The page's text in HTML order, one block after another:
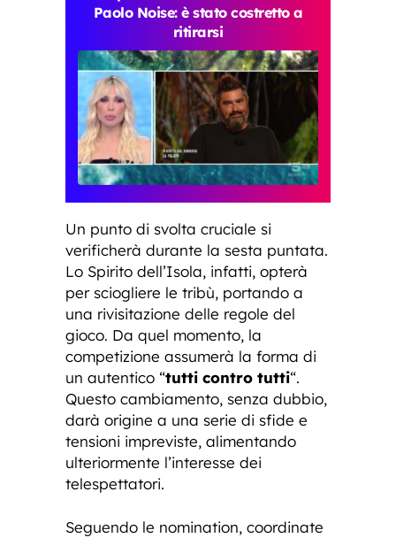
Paolo Noise: è stato costretto a
ritirarsi
Un punto di svolta cruciale si
verificherà durante la sesta puntata.
Lo Spirito dell’Isola, infatti, opterà
per sciogliere le tribù, portando a
una rivisitazione delle regole del
gioco. Da quel momento, la
competizione assumerà la forma di
un autentico “tutti contro tutti“.
Questo cambiamento, senza dubbio,
darà origine a una serie di sfide e
tensioni impreviste, alimentando
ulteriormente l’interesse dei
telespettatori.
Seguendo le nomination, coordinate